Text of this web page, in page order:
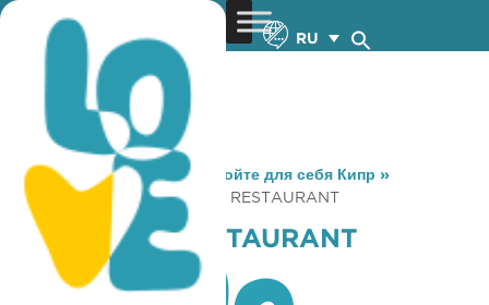
RU
You are here: Home »Откройте для себя Кипр »
Gastronomy
» AGIA MAVRI RESTAURANT
AGIA MAVRI RESTAURANT